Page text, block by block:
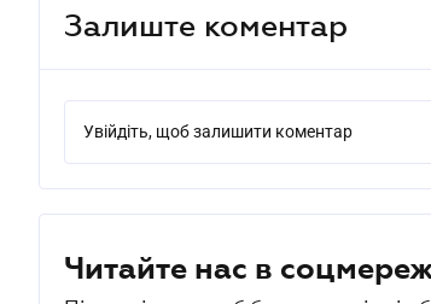
Залиште коментар
Увійдіть, щоб залишити коментар
Читайте нас в